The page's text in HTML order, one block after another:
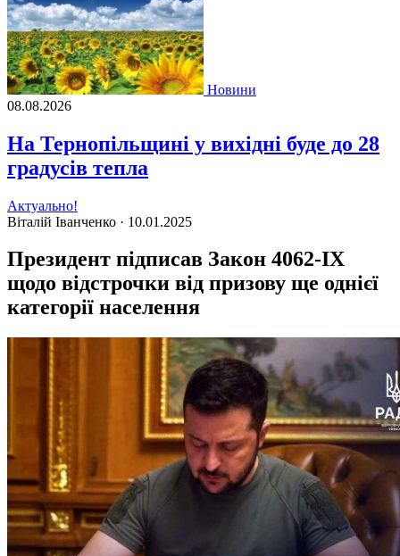
Новини
08.08.2026
На Тернопільщині у вихідні буде до 28
градусів тепла
Актуально!
Віталій Іванченко · 10.01.2025
Президент підписав Закон 4062-IX
щодо відстрочки від призову ще однієї
категорії населення